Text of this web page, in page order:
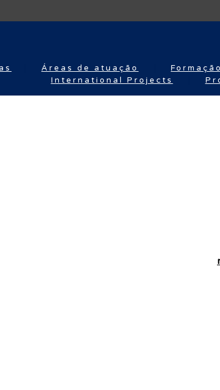
Áreas de atuação
International Projects